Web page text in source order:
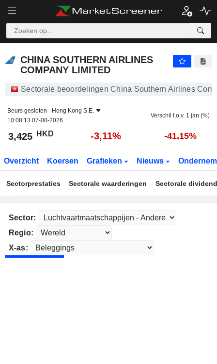
CHINA SOUTHERN AIRLINES
COMPANY LIMITED
Sectorale beoordelingen China Southern Airlines
Beurs gesloten - Hong Kong S.E.
10:08:13 07-08-2026
Verschil t.o.v. 1 jan (%)
3,425 HKD -3,11% -41,15%
Overzicht Koersen Grafieken Nieuws
Sectorprestaties Sectorale waarderingen Sectorale
Sector:
Regio:
X-as: